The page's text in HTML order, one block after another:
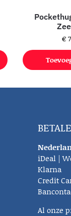
€
iDeal |
Klarna
Credit
Al onze